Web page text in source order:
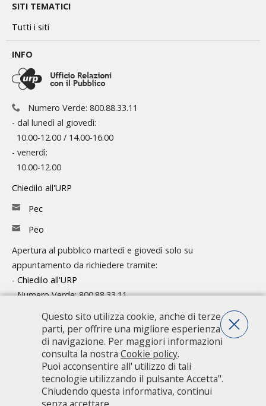
SITI TEMATICI
Tutti i siti
INFO
Numero Verde: 800.88.33.11
- dal lunedì al giovedì:
10.00-12.00 / 14.00-16.00
- venerdì:
10.00-12.00
Chiedilo all'URP
Pec
Peo
Apertura al pubblico martedì e giovedì solo su
appuntamento da richiedere tramite:
- Chiedilo all'URP
- Numero Verde: 800.88.33.11
Consulta l'organigramma
Accedi agli atti
Guida pratica ai servizi e alla modulistica
Città metropolitana di Milano - Via Vivaio, 1 - 20122 Milano - centralino
Questo sito utilizza cookie, anche di terze
parti, per offrire una migliore esperienza
di navigazione. Per maggiori informazioni
consulta la nostra Cookie policy.
Puoi acconsentire all' utilizzo di tali
tecnologie utilizzando il pulsante Accetta".
Chiudendo questa informativa, continui